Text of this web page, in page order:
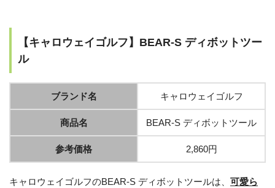
【キャロウェイゴルフ】BEAR-S ディボットツー
ル
ブランド名 キャロウェイゴルフ
商品名 BEAR-S ディボットツール
参考価格 2,860円
キャロウェイゴルフのBEAR-S ディボットツールは、 可愛ら